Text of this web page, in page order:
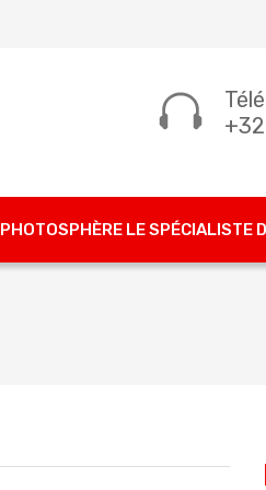
PHOTOSPHÈRE LE SPÉCIALISTE